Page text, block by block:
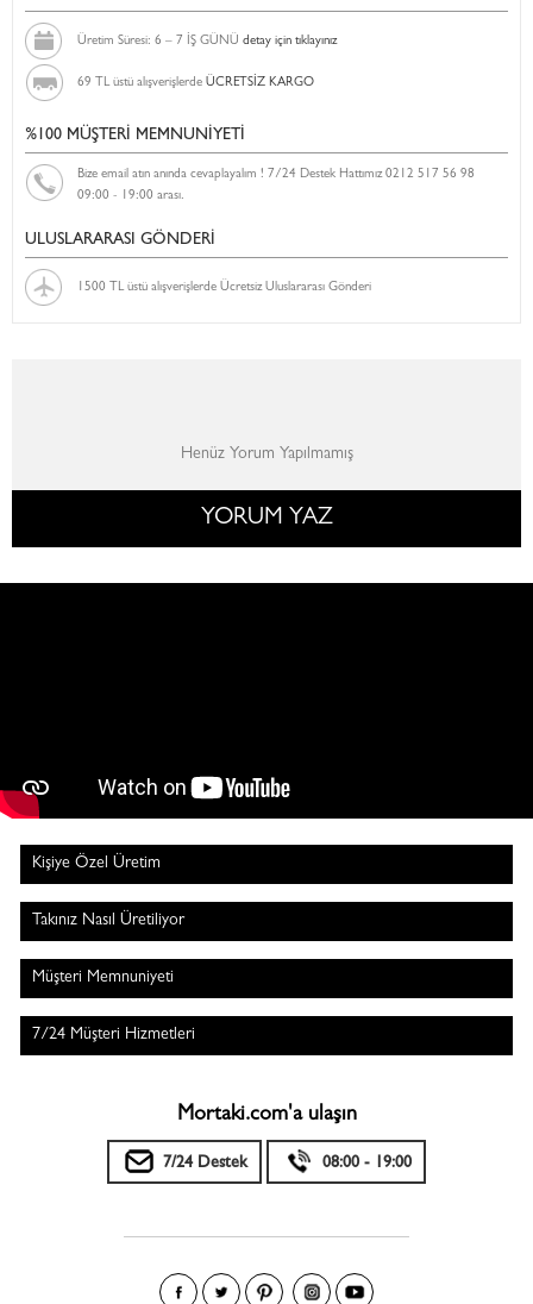
Üretim Süresi: 6 – 7 İŞ GÜNÜ detay için tıklayınız
69 TL üstü alışverişlerde ÜCRETSİZ KARGO
%100 MÜŞTERİ MEMNUNİYETİ
Bize email atın anında cevaplayalım ! 7/24 Destek Hattımız 0212 517 56 98
09:00 - 19:00 arası.
ULUSLARARASI GÖNDERİ
1500 TL üstü alışverişlerde Ücretsiz Uluslararası Gönderi
Henüz Yorum Yapılmamış
YORUM YAZ
Kişiye Özel Üretim
Takınız Nasıl Üretiliyor
Müşteri Memnuniyeti
7/24 Müşteri Hizmetleri
Mortaki.com'a ulaşın
7/24 Destek 08:00 - 19:00